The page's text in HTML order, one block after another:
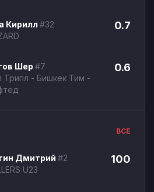
Кирилл #32
0.7
Шер #7
Трипл - Бишкек Тим -
0.6
ВСЕ
Дмитрий #2
U23
100